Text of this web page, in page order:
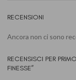
RECENSIONI
Ancora non ci sono
RECENSISCI PER
FINESSE”